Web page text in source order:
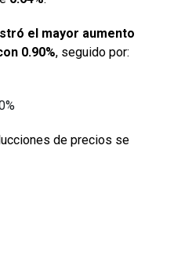
el mayor aumento
0.90%, seguido por:
de precios se